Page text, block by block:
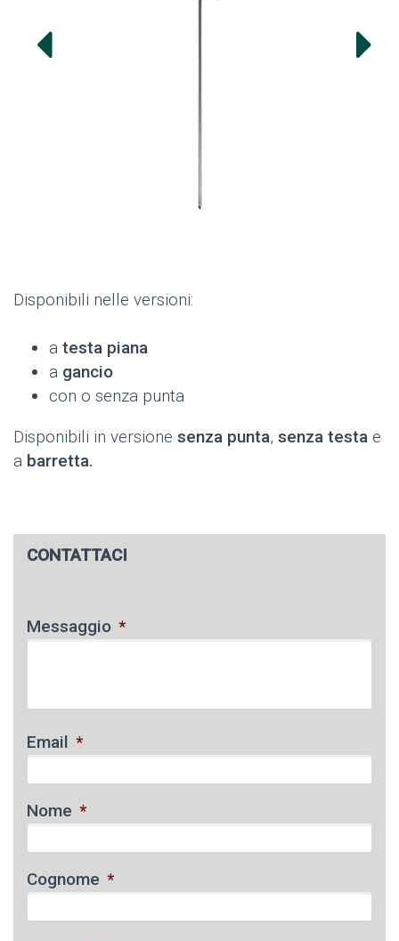
Disponibili nelle versioni:
a testa piana
a gancio
con o senza punta
Disponibili in versione senza punta, senza testa e
a barretta.
CONTATTACI
Messaggio *
Email *
Nome *
Cognome *